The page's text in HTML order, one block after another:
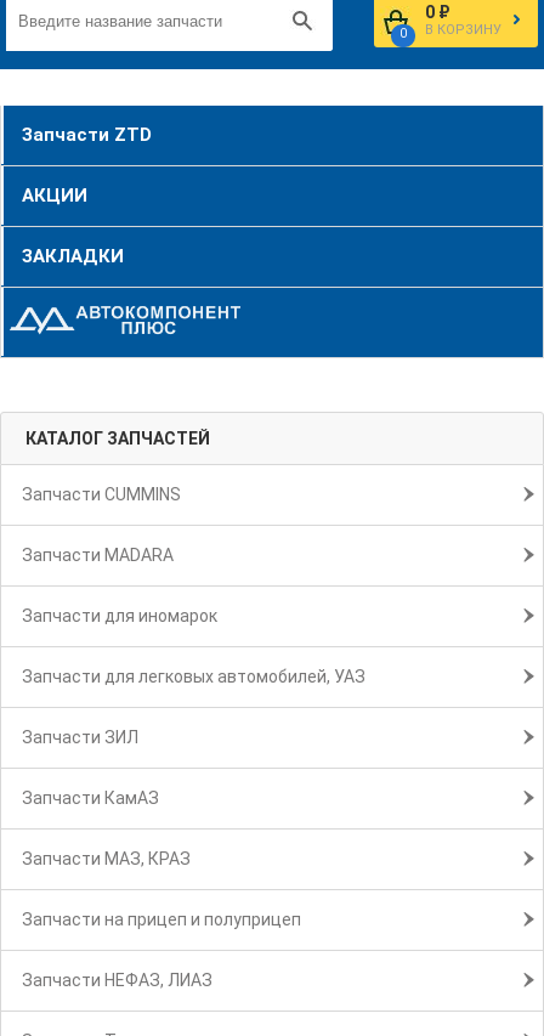
0
0 ₽
В КОРЗИНУ
Запчасти ZTD
АКЦИИ
ЗАКЛАДКИ
КАТАЛОГ ЗАПЧАСТЕЙ
Запчасти CUMMINS
Запчасти MADARA
Запчасти для иномарок
Запчасти для легковых автомобилей, УАЗ
Запчасти ЗИЛ
Запчасти КамАЗ
Запчасти МАЗ, КРАЗ
Запчасти на прицеп и полуприцеп
Запчасти НЕФАЗ, ЛИАЗ